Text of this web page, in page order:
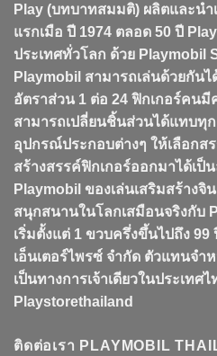
Play (บทบาทสมมติ) ผลิตและนำ
แรกเมือ ปี 1974 ตลอด 50 ปี
ประเทศทั่วโลก ด้วย Playmobil
Playmobil สามารถเล่นด้วยกัน
อัตราส่วน 1 ต่อ 24 ฟิกเกอร์คนมี
สามารถเปลี่ยนชิ้นส่วนได้แทบทุ
อุปกรณ์ประกอบต่างๆ ให้เลือกส
สร้างสรรค์ฟิกเกอร์ออกมาได้เป็
Playmobil ของเล่นเสริมสร้างจิ
สนุกสนานในโลกเสมือนจริงกับ
เริ่มตั้งแต่ 1 ขวบครึ่งขึ้นไปถึง
เอ็นเตอร์ไพรซ์ จำกัด ตัวแทนจำ
เป็นทางการเจ้าเดียวในประเทศ
Playstorethailand
ติดต่อเรา PLAYMOBIL